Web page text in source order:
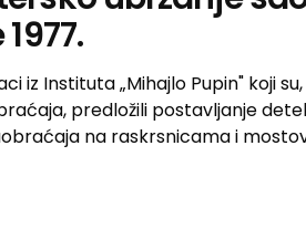
iz Instituta „Mihajlo Pupin" koji
predložili postavljanje
na raskrsnicama i